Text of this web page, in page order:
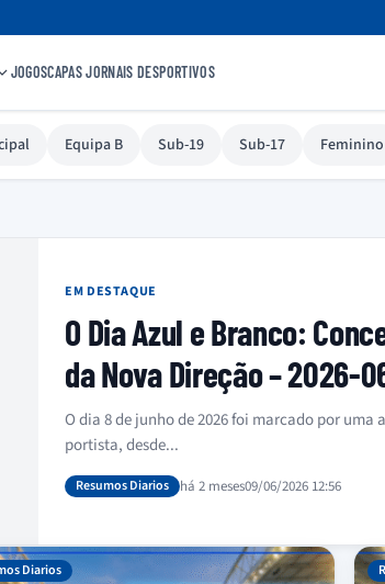
JOGOSCAPAS JORNAIS DESPORTIVOS
Equipa B Sub-19 Sub-17 Feminino
EM DESTAQUE
O Dia Azul e Branco:
da Nova Direção – 2026-
O dia 8 de junho de 2026 foi marcado por
portista, desde...
Resumos Diarios há 2 meses09/06/2026 12:56
Diarios